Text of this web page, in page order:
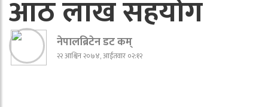
आठ लाख सहयोग
नेपालब्रिटेन डट कम्
२२ आश्विन २०७४, आईतवार ०२:१२